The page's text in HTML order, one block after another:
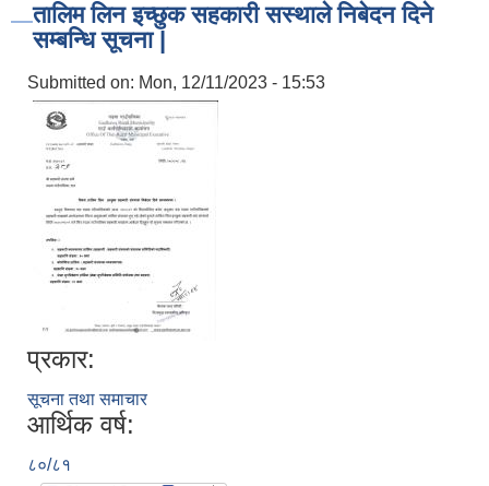
तालिम लिन इच्छुक सहकारी सस्थाले निबेदन दिने
सम्बन्धि सूचना |
Submitted on: Mon, 12/11/2023 - 15:53
प्रकार:
सूचना तथा समाचार
आर्थिक वर्ष:
८०/८१